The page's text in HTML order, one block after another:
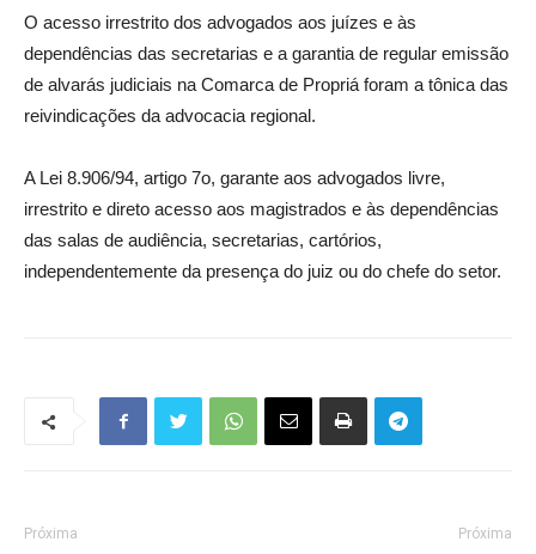
O acesso irrestrito dos advogados aos juízes e às
dependências das secretarias e a garantia de regular emissão
de alvarás judiciais na Comarca de Propriá foram a tônica das
reivindicações da advocacia regional.
A Lei 8.906/94, artigo 7o, garante aos advogados livre,
irrestrito e direto acesso aos magistrados e às dependências
das salas de audiência, secretarias, cartórios,
independentemente da presença do juiz ou do chefe do setor.
Próxima Próxima